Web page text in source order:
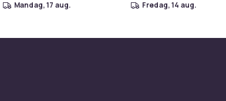
mandag, 17 aug. fredag, 14 aug.